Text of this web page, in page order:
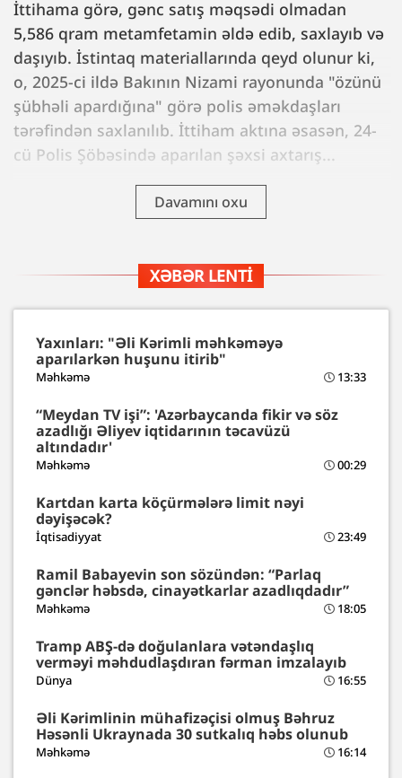
İttihama görə, gənc satış məqsədi olmadan
5,586 qram metamfetamin əldə edib, saxlayıb və
daşıyıb. İstintaq materiallarında qeyd olunur ki,
o, 2025-ci ildə Bakının Nizami rayonunda "özünü
şübhəli apardığına" görə polis əməkdaşları
tərəfindən saxlanılıb. İttiham aktına əsasən, 24-
cü Polis Şöbəsində aparılan şəxsi axtarış...
Davamını oxu
XƏBƏR LENTI
Yaxınları: "Əli Kərimli məhkəməyə
aparılarkən huşunu itirib"
Məhkəmə 13:33
“Meydan TV işi”: 'Azərbaycanda fikir və söz
azadlığı Əliyev iqtidarının təcavüzü
altındadır'
Məhkəmə 00:29
Kartdan karta köçürmələrə limit nəyi
dəyişəcək?
İqtisadiyyat 23:49
Ramil Babayevin son sözündən: “Parlaq
gənclər həbsdə, cinayətkarlar azadlıqdadır”
Məhkəmə 18:05
Tramp ABŞ-də doğulanlara vətəndaşlıq
verməyi məhdudlaşdıran fərman imzalayıb
Dünya 16:55
Əli Kərimlinin mühafizəçisi olmuş Bəhruz
Həsənli Ukraynada 30 sutkalıq həbs olunub
Məhkəmə 16:14